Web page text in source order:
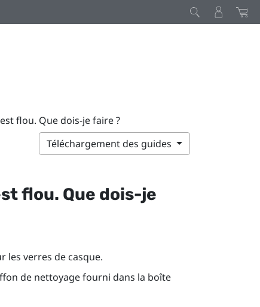
flou. Que dois-je faire ?
Téléchargement des guides
flou. Que dois-je
les verres de casque.
de nettoyage fourni dans la boîte